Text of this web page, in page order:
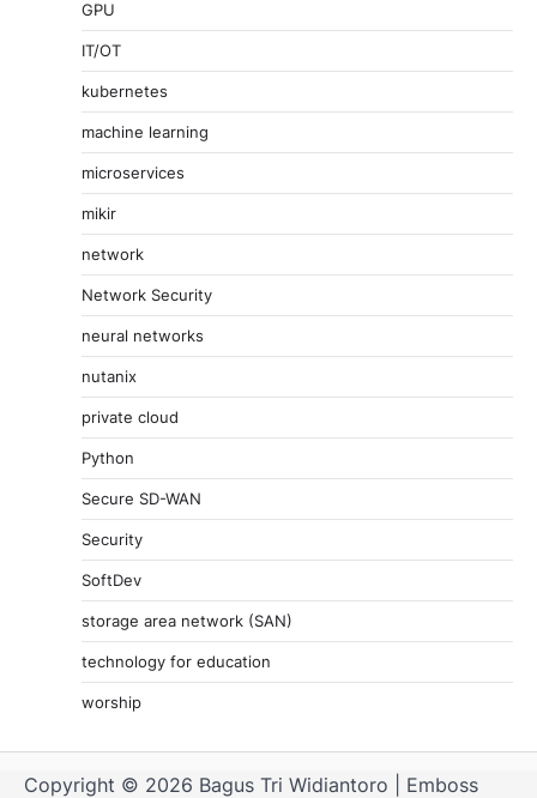
GPU
IT/OT
kubernetes
machine learning
microservices
mikir
network
Network Security
neural networks
nutanix
private cloud
Python
Secure SD-WAN
Security
SoftDev
storage area network (SAN)
technology for education
worship
Copyright © 2026 Bagus Tri Widiantoro | Emboss